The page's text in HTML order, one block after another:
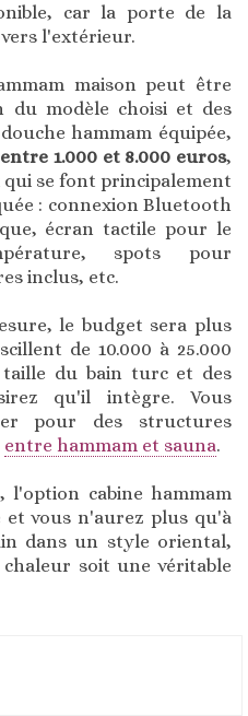
car la porte de la
l'extérieur.
maison peut être
du modèle choisi et des
hammam équipée,
entre 1.000 et 8.000 euros,
qui se font principalement
: connexion Bluetooth
écran tactile pour le
spots pour
inclus, etc.
le budget sera plus
de 10.000 à 25.000
du bain turc et des
qu'il intègre. Vous
pour des structures
entre hammam et sauna.
l'option cabine hammam
vous n'aurez plus qu'à
dans un style oriental,
soit une véritable